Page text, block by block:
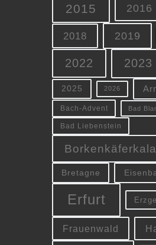
2015 2016
2018 2019
2022 2023
2025 2026
Bach-Advent Bad
Bad Liebenstein
Bretagne
Erfurt
Frauenwald